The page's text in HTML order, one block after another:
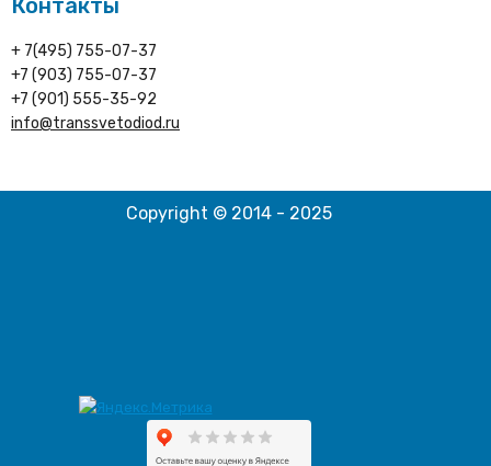
Контакты
+ 7(495) 755-07-37
+7 (903) 755-07-37
+7 (901) 555-35-92
info@transsvetodiod.ru
Copyright © 2014 - 2025